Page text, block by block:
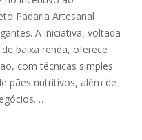
Padaria Artesanal
A iniciativa, voltada
baixa renda, oferece
com técnicas simples
pães nutritivos, além de
…